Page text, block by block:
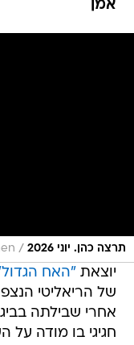
אמן
תרצה כהן. יוני 2026 /
יוצאת "האח
אחרי שבילתה
חגיגי בו מודה